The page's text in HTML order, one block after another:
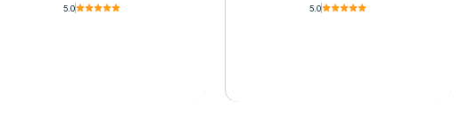
5.0 5.0